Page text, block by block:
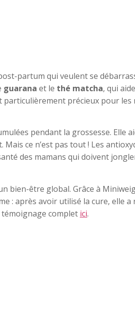
partum qui veulent se
guarana et le thé matcha, qui
particulièrement précieux pour les
pendant la grossesse. Elle
ce n’est pas tout ! Les
des mamans qui doivent
bien-être global. Grâce à
: après avoir utilisé la cure, elle a
complet ici.